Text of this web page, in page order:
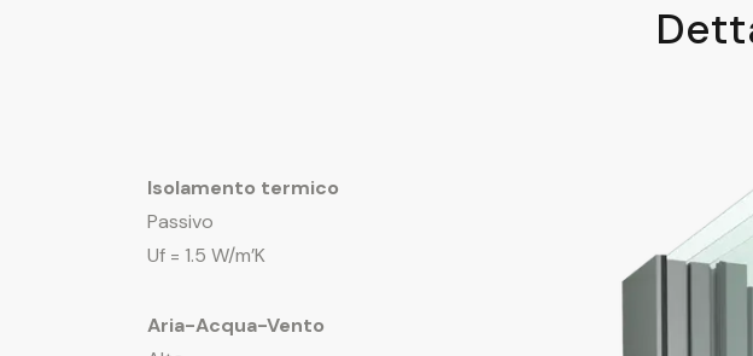
Isolamento termico
Passivo
Uf = 1.5 W/m’K
Aria-Acqua-Vento